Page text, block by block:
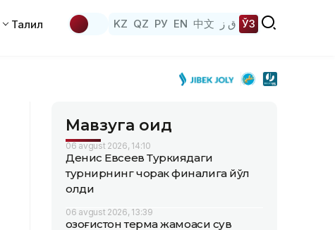
Таҳлил KZ QZ РУ EN 中文 ق ز ЎЗ
Мавзуга оид
06 avgust 2026, 14:10
Денис Евсеев Туркиядаги
турнирнинг чорак финалига йўл
олди
06 avgust 2026, 13:39
Қозоғистон терма жамоаси сув